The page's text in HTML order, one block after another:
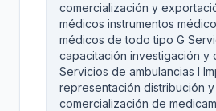
comercialización y
médicos instrumentos
médicos de todo tipo G
capacitación investigación y
Servicios de ambulancias I
representación distribución y
comercialización de